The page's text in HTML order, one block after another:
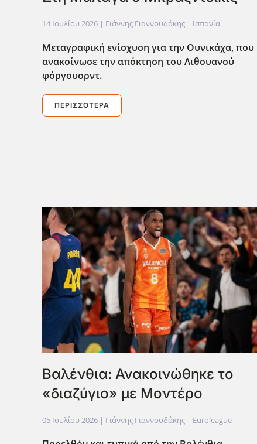
14 Ιουλίου 2026 | Γιάννης Γιαννουδάκης | Ισπανία
Μεταγραφική ενίσχυση για την Ουνικάχα, που
ανακοίνωσε την απόκτηση του Λιθουανού
φόργουορντ.
ΠΕΡΙΣΣΌΤΕΡΑ
Βαλένθια: Ανακοινώθηκε το
«διαζύγιο» με Μοντέρο
05 Ιουλίου 2026 | Γιάννης Γιαννουδάκης | Euroleague